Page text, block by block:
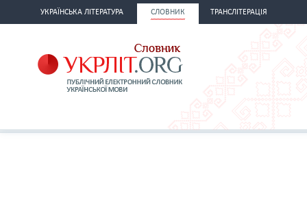
УКРАЇНСЬКА ЛІТЕРАТУРА СЛОВНИК ТРАНСЛІТЕРАЦІЯ